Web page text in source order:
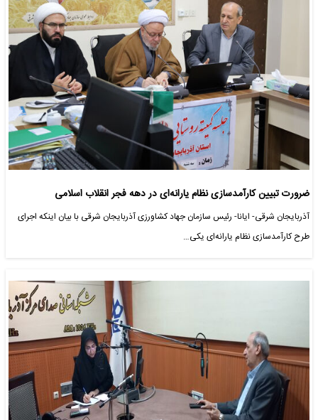
ضرورت تبیین کارآمدسازی نظام یارانه‌ای در دهه فجر انقلاب اسلامی
آذربایجان شرقی- ایانا- رئیس سازمان جهاد کشاورزی آذربایجان شرقی با بیان اینکه اجرای
طرح کارآمدسازی نظام یارانه‌ای یکی…